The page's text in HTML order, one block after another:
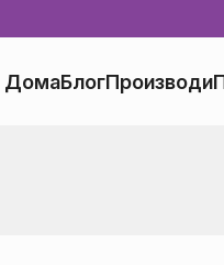
ДомаБлогПроизводи